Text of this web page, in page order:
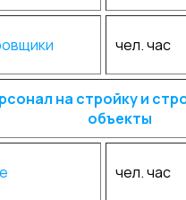
чел. час
на стройку и
объекты
чел. час